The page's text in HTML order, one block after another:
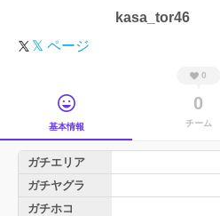
kasa_tor46
𝕏 ページ
基本情報
0
0
チーム
ガチエリア
ガチヤグラ
ガチホコ